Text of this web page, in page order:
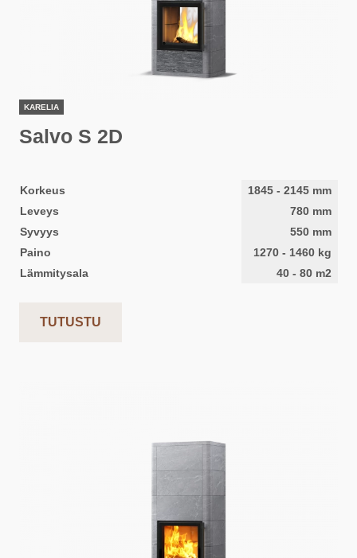
KARELIA
Salvo S 2D
Korkeus 1845 - 2145 mm
Leveys
780 mm
Syvyys
550 mm
Paino
1270 - 1460 kg
Lämmitysala
40 - 80 m2
TUTUSTU